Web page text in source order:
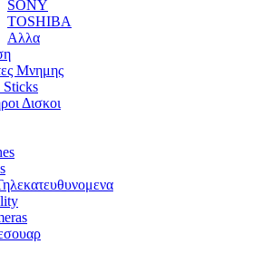
SONY
TOSHIBA
Αλλα
Μνημης
Δισκοι